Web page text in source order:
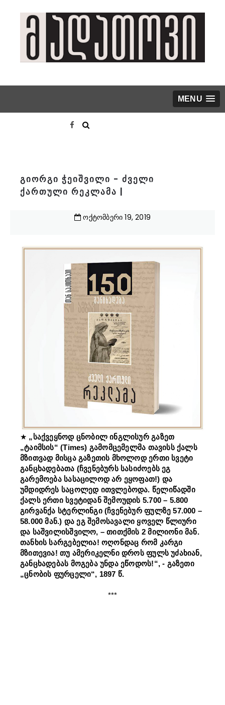
MENU
გიორგი ჭეიშვილი - ძველი
ქართული რეკლამა |
ოქტომბერი 19,2019
★ „საქვეყნოდ ცნობილ ინგლისურ გაზეთ
„ტაიმსის“ (Times) გამომცემელმა თავისს ქალს
მზითვად მისცა გაზეთის მხოლოდ ერთი სვეტი
განცხადებათა (ჩვენებურს სასიძოებს ეგ
გარემოება სასაცილოდ არ ეყოფათ!) და
უმდიდრეს საცოლედ ითვლებოდა. წელიწადში
ქალს ერთი სვეტიდან შემოუდის 5.700 – 5.800
გირვანქა სტერლინგი (ჩვენებურ ფულზე 57.000 –
58.000 მან.) და ეგ შემოსავალი ყოველ წლიური
და საშვილისშვილო, – თითქმის 2 მილიონი მან.
თანხის სარგებელია! ოღონდაც რომ კარგი
მზითევია! თუ ამერიკელნი დროს ფულს უძახიან,
განცხადებას მოგება უნდა ეწოდოს!“, - გაზეთი
„ცნობის ფურცელი“, 1897 წ.
***